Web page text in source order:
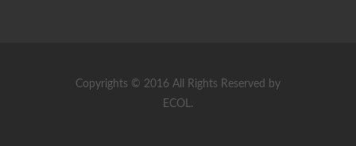
Copyrights © 2016 All Rights Reserved by
ECOL.